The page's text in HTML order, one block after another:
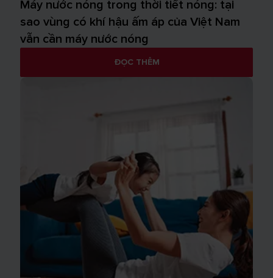
Máy nước nóng trong thời tiết nóng: tại
sao vùng có khí hậu ấm áp của Việt Nam
vẫn cần máy nước nóng
ĐỌC THÊM